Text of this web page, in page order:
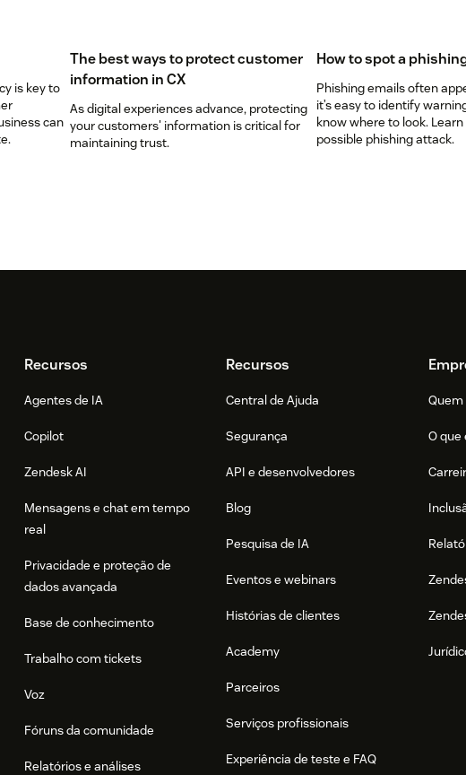
is key to
can
The best ways to protect customer
information in CX
As digital experiences advance, protecting
your customers' information is critical for
maintaining trust.
How to spot a
Phishing emails often
it’s easy to identify
know where to look.
possible phishing attack.
Recursos
Agentes de IA
Copilot
Zendesk AI
Mensagens e chat em tempo
real
Privacidade e proteção de
dados avançada
Base de conhecimento
Trabalho com tickets
Voz
Fóruns da comunidade
Relatórios e análises
Recursos
Central de Ajuda
Segurança
API e desenvolvedores
Blog
Pesquisa de IA
Eventos e webinars
Histórias de clientes
Academy
Parceiros
Serviços profissionais
Experiência de teste e FAQ
O que